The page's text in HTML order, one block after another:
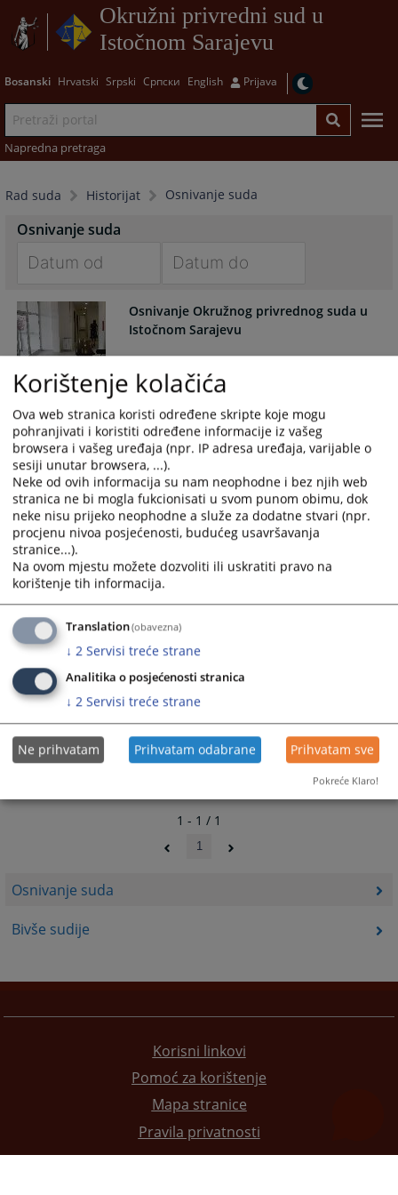
Okružni privredni sud u
Istočnom Sarajevu
Bosanski Hrvatski Srpski Српски English Prijava
Napredna pretraga
Rad suda Historijat Osnivanje suda
Osnivanje suda
Bivše sudije
Osnivanje suda
forward
to
interact
with
the
calendar
and
select
a
date.
Press
the
question
mark
key
to
get
the
keyboard
shortcuts
for
changing
dates.
forward
to
with
the
calendar
and
select
a
date.
Press
the
mark
key
to
get
the
shortcuts
for
changing
dates.
Osnivanje Okružnog privrednog suda u
Istočnom Sarajevu
1 - 1 / 1
1
Korisni linkovi
Pomoć za korištenje
Mapa stranice
Pravila privatnosti
Korištenje kolačića
Ova web stranica koristi određene skripte koje mogu
pohranjivati i koristiti određene informacije iz vašeg
browsera i vašeg uređaja (npr. IP adresa uređaja, varijable o
sesiji unutar browsera, ...).
Neke od ovih informacija su nam neophodne i bez njih web
stranica ne bi mogla fukcionisati u svom punom obimu, dok
neke nisu prijeko neophodne a služe za dodatne stvari (npr.
procjenu nivoa posjećenosti, budućeg usavršavanja
stranice...).
Na ovom mjestu možete dozvoliti ili uskratiti pravo na
korištenje tih informacija.
Translation(obavezna)
↓ 2 Servisi treće strane
Analitika o posjećenosti stranica
↓ 2 Servisi treće strane
Ne prihvatam Prihvatam odabrane Prihvatam sve
Pokreće Klaro!